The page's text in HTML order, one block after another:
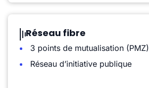
Réseau fibre
3 points de mutualisation (PMZ)
Réseau d’initiative publique